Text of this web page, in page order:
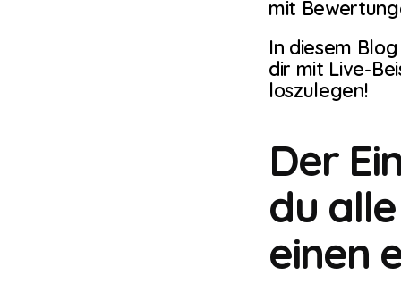
mit
In diesem
dir mit Live-
loszulegen!
Der
du
einen